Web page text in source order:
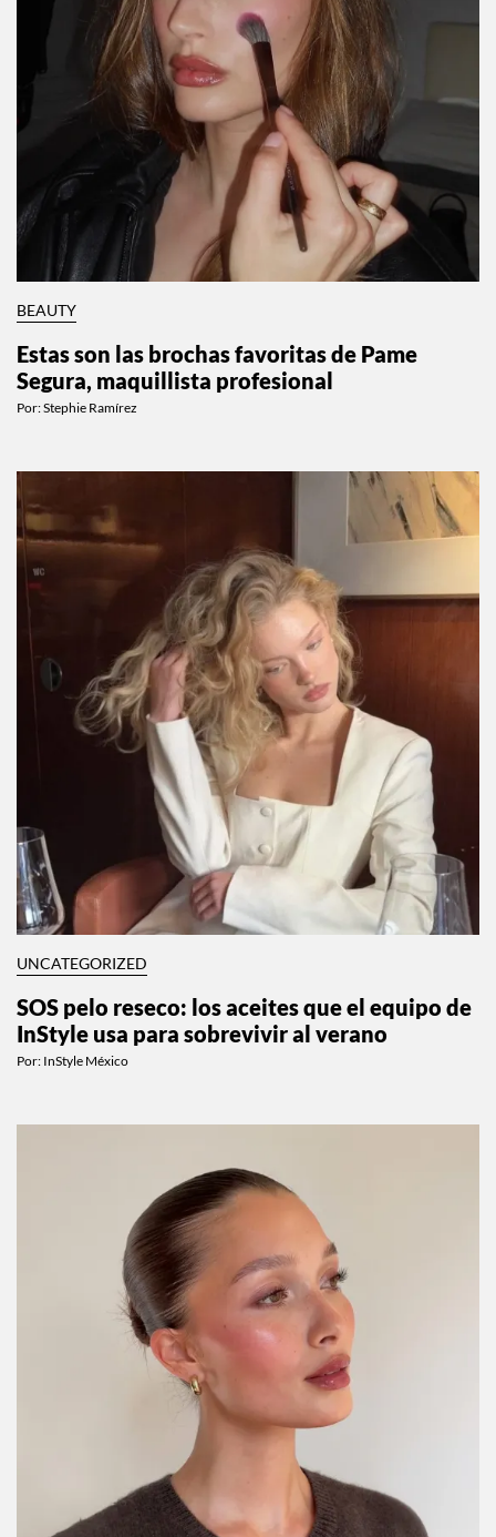
BEAUTY
Estas son las brochas favoritas de Pame
Segura, maquillista profesional
Por:Stephie Ramírez
UNCATEGORIZED
SOS pelo reseco: los aceites que el equipo de
InStyle usa para sobrevivir al verano
Por: InStyle México